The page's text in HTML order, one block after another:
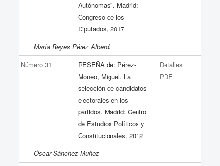
Autónomas". Madrid:
Congreso de los
Diputados, 2017
María Reyes Pérez Alberdi
Número 31
RESEÑA de: Pérez-
Moneo, Miguel. La
selección de candidatos
electorales en los
partidos. Madrid: Centro
de Estudios Políticos y
Constitucionales, 2012
Detalles
PDF
Óscar Sánchez Muñoz